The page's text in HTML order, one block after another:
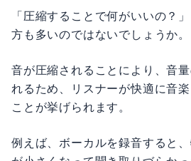
「圧縮することで何がいいの？
方も多いのではないでしょうか。
音が圧縮されることにより、音
れるため、リスナーが快適に音
ことが挙げられます。
例えば、ボーカルを録音すると